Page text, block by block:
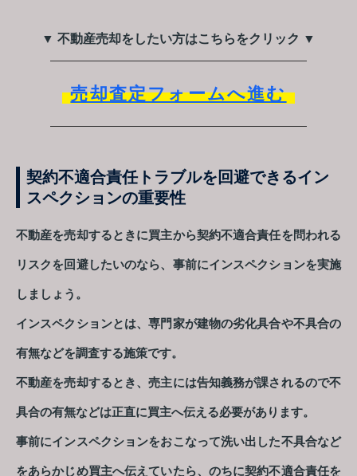
▼ 不動産売却をしたい方はこちらをクリック ▼
売却査定フォームへ進む
契約不適合責任トラブルを回避できるイン
スペクションの重要性
不動産を売却するときに買主から契約不適合責任を問われる
リスクを回避したいのなら、事前にインスペクションを実施
しましょう。
インスペクションとは、専門家が建物の劣化具合や不具合の
有無などを調査する施策です。
不動産を売却するとき、売主には告知義務が課されるので不
具合の有無などは正直に買主へ伝える必要があります。
事前にインスペクションをおこなって洗い出した不具合など
をあらかじめ買主へ伝えていたら、のちに契約不適合責任を